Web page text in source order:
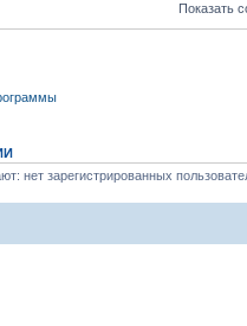
Показать
нет зарегистрированных